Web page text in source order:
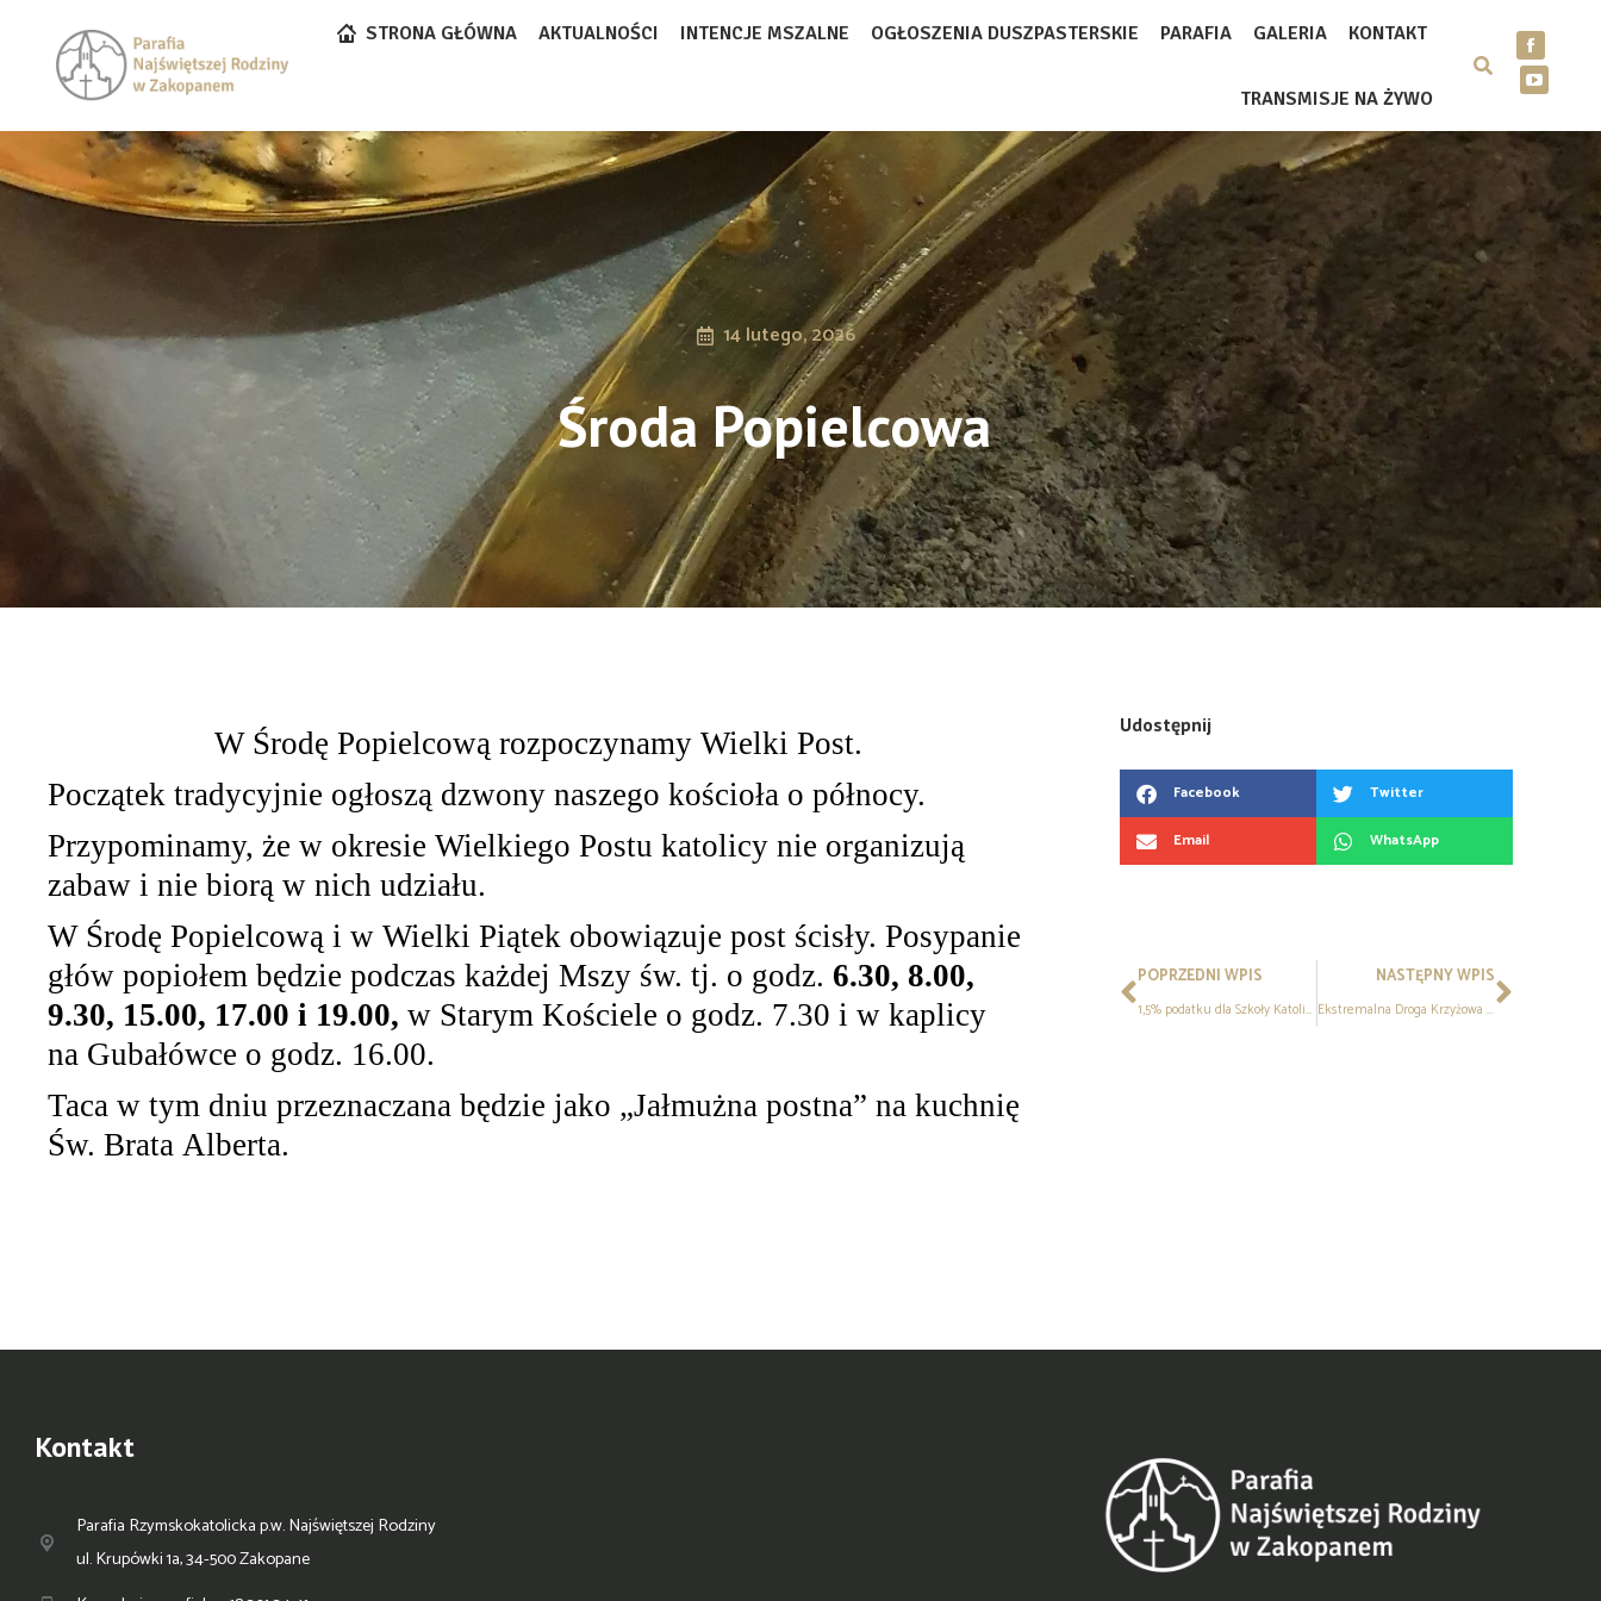
STRONA GŁÓWNA AKTUALNOŚCI INTENCJE MSZALNE OGŁOSZENIA DUSZPASTERSKIE PARAFIA GALERIA KONTAKT
TRANSMISJE NA ŻYWO
14 lutego, 2026
Środa Popielcowa
W Środę Popielcową rozpoczynamy Wielki Post.
Początek tradycyjnie ogłoszą dzwony naszego kościoła o północy.
Przypominamy, że w okresie Wielkiego Postu katolicy nie organizują
zabaw i nie biorą w nich udziału.
W Środę Popielcową i w Wielki Piątek obowiązuje post ścisły. Posypanie
głów popiołem będzie podczas każdej Mszy św. tj. o godz. 6.30, 8.00,
9.30, 15.00, 17.00 i 19.00, w Starym Kościele o godz. 7.30 i w kaplicy
na Gubałówce o godz. 16.00.
Taca w tym dniu przeznaczana będzie jako „Jałmużna postna” na kuchnię
Św. Brata Alberta.
Udostępnij
Facebook Twitter
Email WhatsApp
POPRZEDNI WPIS
1,5% podatku dla Szkoły Katolickiej
NASTĘPNY WPIS
Ekstremalna Droga Krzyżowa 2026
Kontakt
Parafia Rzymskokatolicka p.w. Najświętszej Rodziny
ul. Krupówki 1a, 34-500 Zakopane